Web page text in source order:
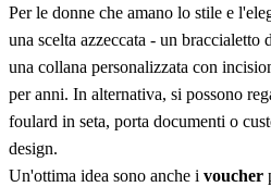
Per le donne che amano lo stile e
una scelta azzeccata - un
una collana personalizzata con
per anni. In alternativa, si possono
foulard in seta, porta documenti o
design.
Un'ottima idea sono anche i voucher